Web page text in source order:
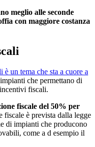
meglio alle seconde
con maggiore costanza
un tema che sta a cuore a
che permettano di
fiscali.
fiscale del 50% per
fiscale è prevista dalla legge
di impianti che producono
come a d esempio il